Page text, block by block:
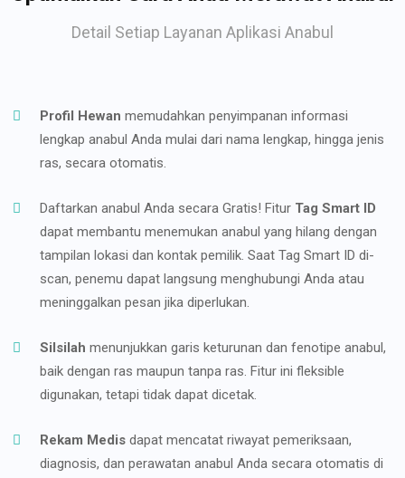
Detail Setiap Layanan Aplikasi Anabul
Profil Hewan memudahkan penyimpanan informasi
lengkap anabul Anda mulai dari nama lengkap, hingga jenis
ras, secara otomatis.
Daftarkan anabul Anda secara Gratis! Fitur Tag Smart ID
dapat membantu menemukan anabul yang hilang dengan
tampilan lokasi dan kontak pemilik. Saat Tag Smart ID di-
scan, penemu dapat langsung menghubungi Anda atau
meninggalkan pesan jika diperlukan.
Silsilah menunjukkan garis keturunan dan fenotipe anabul,
baik dengan ras maupun tanpa ras. Fitur ini fleksible
digunakan, tetapi tidak dapat dicetak.
Rekam Medis dapat mencatat riwayat pemeriksaan,
diagnosis, dan perawatan anabul Anda secara otomatis di